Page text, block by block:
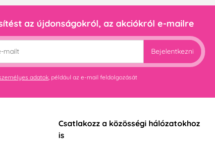
az újdonságokról, az akciókról e-mailre
Bejelentkezni
adatok, például az e-mail feldolgozását
Csatlakozz a közösségi hálózatokhoz
is